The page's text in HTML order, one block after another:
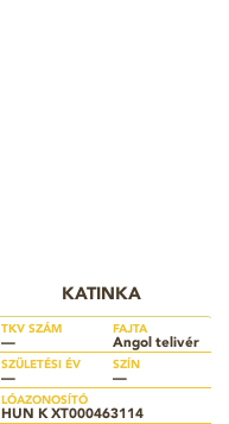
KATINKA
TKV SZÁM
—
FAJTA
Angol telivér
SZÜLETÉSI ÉV
—
SZÍN
—
LÓAZONOSÍTÓ
HUN K XT000463114